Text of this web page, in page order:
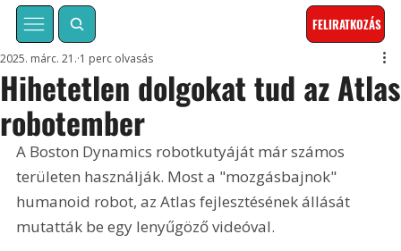
FELIRATKOZÁS
Hihetetlen dolgokat tud az Atlas
robotember
2025. márc. 21. 1 perc olvasás
A Boston Dynamics robotkutyáját már számos
területen használják. Most a "mozgásbajnok"
humanoid robot, az Atlas fejlesztésének állását
mutatták be egy lenyűgöző videóval.